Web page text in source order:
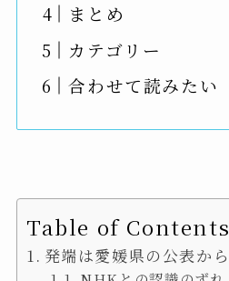
まとめ
カテゴリー
合わせて読みたい
Table of Contents
発端は愛媛県の公表から